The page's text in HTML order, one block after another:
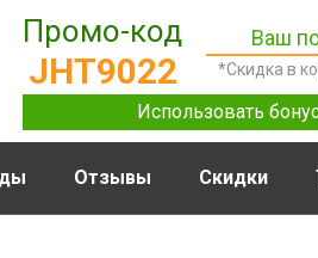
Промо-код
JHT9022
Ваш
*Скидка в
Использовать
Отзывы Скидки